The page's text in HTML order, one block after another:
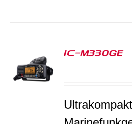
IC-M330GE